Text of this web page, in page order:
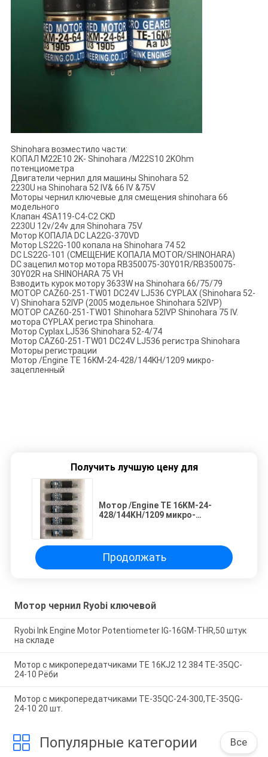
Shinohara возместило части:
КОПАЛ M22E10 2K- Shinohara /M22S10 2KOhm
потенциометра
Двигатели чернил для машины Shinohara 52
2230U на Shinohara 52 IV& 66 IV &75V
Моторы чернил ключевые для смещения shinohara 66
модельного
Клапан 4SA119-C4-C2 CKD
2230U 12v/24v для Shinohara 75V
Мотор КОПАЛА DC LA22G-370VD
Мотор LS22G-100 копала на Shinohara 74 52
DC LS22G-101 (СМЕЩЕНИЕ КОПАЛА MOTOR/SHINOHARA)
DC зацепил мотор мотора RB350075-30Y01R/RB350075-
30Y02R на SHINOHARA 75 VH
Взводить курок мотору 3633W на Shinohara 66/75/79
МОТОР CAZ60-251-TW01 DC24V LJ536 CYPLAX (Shinohara 52-
V) Shinohara 52IVP (2005 модельное Shinohara 52IVP)
МОТОР CAZ60-251-TW01 Shinohara 52IVP Shinohara 75 IV.
мотора CYPLAX регистра Shinohara.
Мотор Cyplax LJ536 Shinohara 52-4/74
Мотор CAZ60-251-TW01 DC24V LJ536 регистра Shinohara
Моторы регистрации
Мотор /Engine TE 16KM-24-428/144KH/1209 микро-
зацепленный
Получить лучшую цену для
Мотор /Engine TE 16KM-24-
428/144KH/1209 микро-
Продолжать
Мотор чернил Ryobi ключевой
Ryobi Ink Engine Motor Potentiometer IG-16GM-THR,50 штук
на складе
Мотор с микропередатчиками TE 16KJ2 12 384 TE-35QC-
24-10 Рёби
Мотор с микропередатчиками TE-35QC-24-300,TE-35QG-
24-10 20 шт.
Популярные категории Все